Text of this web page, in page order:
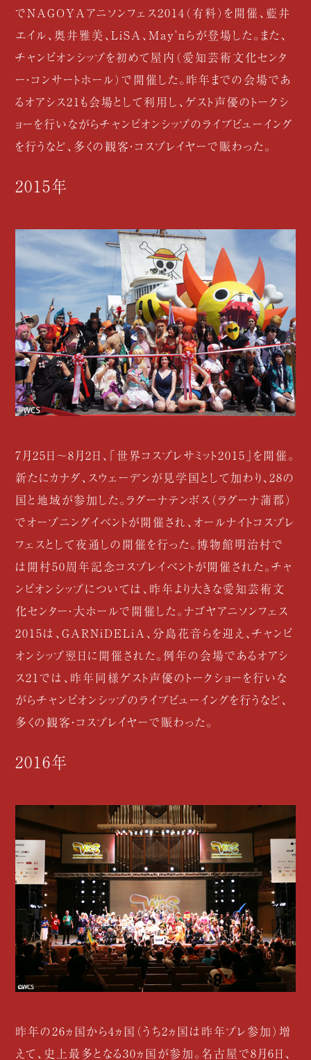
でNAGOYAアニソンフェス2014（有料）を開催、藍井
エイル、奥井雅美、LiSA、May'nらが登場した。また、
チャンピオンシップを初めて屋内（愛知芸術文化センタ
ー・コンサートホール）で開催した。昨年までの会場であ
るオアシス21も会場として利用し、ゲスト声優のトークシ
ョーを行いながらチャンピオンシップのライブビューイング
を行うなど、多くの観客・コスプレイヤーで賑わった。
2015年
7月25日〜8月2日、「世界コスプレサミット2015」を開催。
新たにカナダ、スウェーデンが見学国として加わり、28の
国と地域が参加した。ラグーナテンボス（ラグーナ蒲郡）
でオープニングイベントが開催され、オールナイトコスプレ
フェスとして夜通しの開催を行った。博物館明治村で
は開村50周年記念コスプレイベントが開催された。チャ
ンピオンシップについては、昨年より大きな愛知芸術文
化センター・大ホールで開催した。ナゴヤアニソンフェス
2015は、GARNiDELiA、分島花音らを迎え、チャンピ
オンシップ翌日に開催された。例年の会場であるオアシ
ス21では、昨年同様ゲスト声優のトークショーを行いな
がらチャンピオンシップのライブビューイングを行うなど、
多くの観客・コスプレイヤーで賑わった。
2016年
昨年の26ヵ国から4ヵ国（うち2ヵ国は昨年プレ参加）増
えて、史上最多となる30ヵ国が参加。名古屋で8月6日、